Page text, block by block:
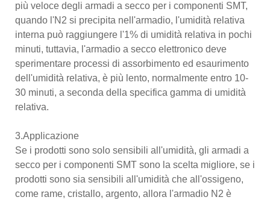
più veloce degli armadi a secco per i componenti SMT,
quando l'N2 si precipita nell'armadio, l'umidità relativa
interna può raggiungere l'1% di umidità relativa in pochi
minuti, tuttavia, l'armadio a secco elettronico deve
sperimentare processi di assorbimento ed esaurimento
dell'umidità relativa, è più lento, normalmente entro 10-
30 minuti, a seconda della specifica gamma di umidità
relativa.
3.Applicazione
Se i prodotti sono solo sensibili all'umidità, gli armadi a
secco per i componenti SMT sono la scelta migliore, se i
prodotti sono sia sensibili all'umidità che all'ossigeno,
come rame, cristallo, argento, allora l'armadio N2 è